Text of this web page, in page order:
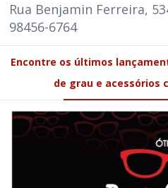
Rua Benjamin Ferreira,
98456-6764
Encontre os últimos
de grau e acessórios